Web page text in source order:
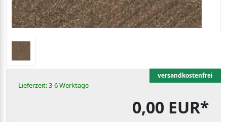
versandkostenfrei
Lieferzeit: 3-6 Werktage
0,00 EUR*